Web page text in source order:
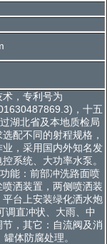
，专利号为
，十五
湖北省及本地质检局
配不同的射程规格，
，采用国内外知名发
系统、大功率水泵。
能：前部冲洗路面喷
洒装置，两侧喷洒装
台上安装绿化洒水炮
调直冲状、大雨、中
，其它：自流阀及消
体防腐处理。